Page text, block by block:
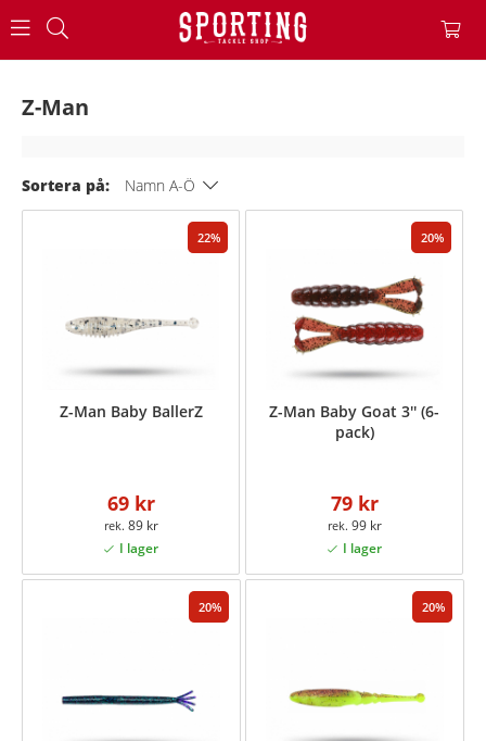
Z-Man
Sortera på: Namn A-Ö
22
Z-Man Baby BallerZ
69 kr
89 kr
20
Z-Man Baby Goat 3'' (6-
pack)
79 kr
99 kr
20 20